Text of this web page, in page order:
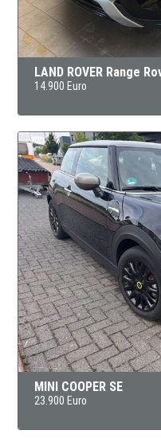
LAND ROVER Range
14.900 Euro
MINI COOPER SE
23.900 Euro